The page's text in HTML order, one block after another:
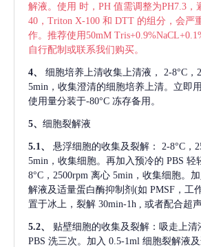
解液。使用 时，PH 值需调整为PH7.3，
40，Triton X-100 和 DTT 的组分，会严
作。推荐使用50mM
自行配制或联系我们购买。
4、 细胞培养上清收集上清液，
2-8°C，
5min，收集澄清的细胞培养上清。立即
使用量分装于-80°C 冻存备用。
5、 细胞裂解液
5.1、 悬浮细胞的收集及裂解：
2-8°C，
5min，收集细胞。再加入预冷的 PBS 轻
8°C，2500rpm 离心 5min，收集细胞。
解液及适量蛋白酶抑制剂(如 PMSF，工
置于冰上，裂解 30min-1h , 或者配合超声
5.2、
贴壁细胞的收集及裂解：吸走上清
PBS 洗三次。加入 0.5-1ml 细胞裂解液